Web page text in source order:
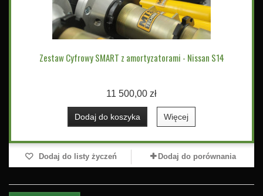
Zestaw Cyfrowy SMART z amortyzatorami - Nissan S14
11 500,00 zł
Dodaj do koszyka Więcej
Dodaj do listy życzeń Dodaj do porównania